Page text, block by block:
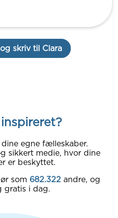
skriv til Clara
egne fælleskaber.
sikkert medie, hvor dine
er beskyttet.
som 682.322 andre, og
gratis i dag.